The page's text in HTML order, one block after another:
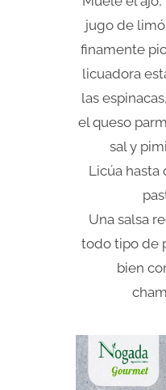
jugo de
finamente
licuadora
las
el queso
sal y
Licúa hasta
Una salsa
todo tipo de
bien